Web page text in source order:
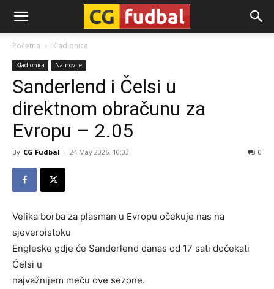
CG-
Fudbal
Početna Kladionica
Kladionica Najnovije
Sanderlend i Čelsi u
direktnom obračunu za
Evropu – 2.05
By CG Fudbal - 24 May 2026. 10:03 0
Velika borba za plasman u Evropu očekuje nas na
sjeveroistoku
Engleske gdje će Sanderlend danas od 17 sati dočekati
Čelsi u
najvažnijem meču ove sezone.